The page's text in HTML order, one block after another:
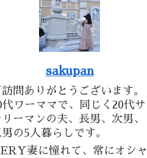
sakupan
訪問ありがとうございます。
代ワーママで、同じく20代サ
リーマンの夫、長男、次男、
男の5人暮らしです。
妻に憧れて、常にオシャ